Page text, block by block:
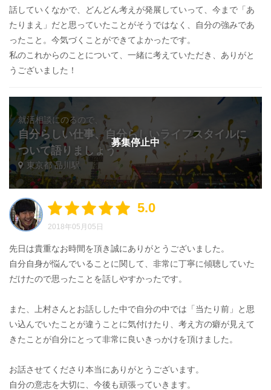
話していくなかで、どんどん考えが発展していって、今まで「あ
たりまえ」だと思っていたことがそうではなく、自分の強みであ
ったこと。今気づくことができてよかったです。
私のこれからのことについて、一緒に考えていただき、ありがと
うございました！
就活相談にのるので、
自分らしい仕事、自分らしいライフスタイルに
ついて語りましょう
東京都 品川駅
募集停止中
5.0
2018年05月05日
先日は貴重なお時間を頂き誠にありがとうございました。
自分自身が悩んでいることに関して、非常に丁寧に傾聴していた
だけたので思ったことを話しやすかったです。
また、上村さんとお話しした中で自分の中では「当たり前」と思
い込んでいたことが違うことに気付けたり、考え方の癖が見えて
きたことが自分にとって非常に良いきっかけを頂けました。
お話させてくださり本当にありがとうございます。
自分の意志を大切に、今後も頑張っていきます。